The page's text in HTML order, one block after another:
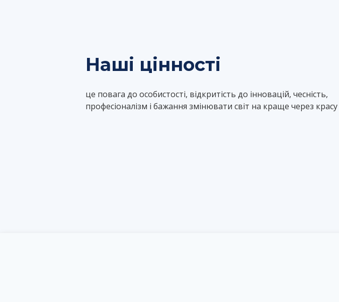
Наші цінності
це повага до особистості, відкритість до інновацій, чесність,
професіоналізм і бажання змінювати світ на краще через красу